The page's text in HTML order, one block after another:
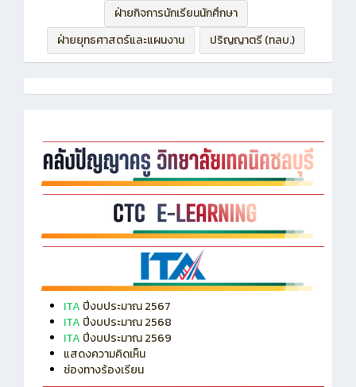
ฝ่ายกิจการนักเรียนนักศึกษา
ฝ่ายยุทธศาสตร์และแผนงาน
ปริญญาตรี (ทลบ.)
ITA ปีงบประมาณ 2567
ITA ปีงบประมาณ 2568
ITA ปีงบประมาณ 2569
แสดงความคิดเห็น
ช่องทางร้องเรียน